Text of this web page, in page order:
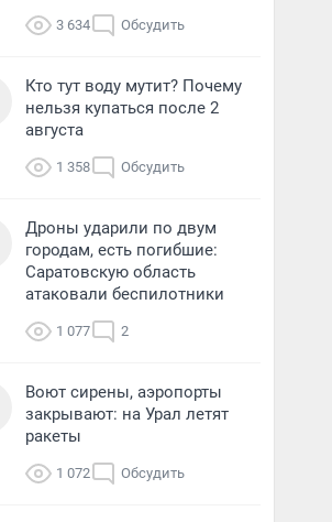
3 634 Обсудить
Кто тут воду мутит? Почему
нельзя купаться после 2
августа
1 358 Обсудить
Дроны ударили по двум
городам, есть погибшие:
Саратовскую область
атаковали беспилотники
1 077 2
Воют сирены, аэропорты
закрывают: на Урал летят
ракеты
1 072 Обсудить